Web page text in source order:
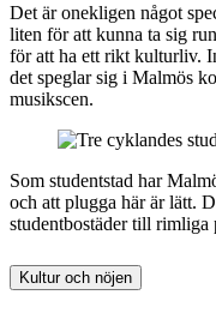
Det är onekligen något
liten för att kunna ta sig
för att ha ett rikt kulturliv.
det speglar sig i Malmös
musikscen.
Som studentstad har
och att plugga här är lätt.
studentbostäder till rimliga
Kultur och nöjen